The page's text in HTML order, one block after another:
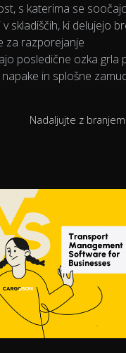
s katerima se
skladiščih, ki delujejo
za razporejanje
posledične ozka grla
in splošne
Nadaljujte z